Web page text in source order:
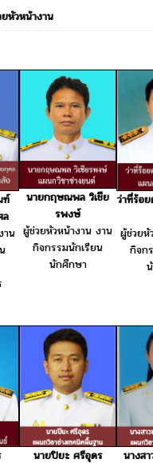
หัวหน้างาน
ฑ์
ล
าน
นายกฤษณพล วิเชีย
รพงษ์
ผู้ช่วยหัวหน้างาน งาน
กิจกรรมนักเรียน
นักศึกษา
ว่าที่ร้อ
ผู้ช่วยหั
กิจก
นายปิยะ ศรีอุดร
นางส